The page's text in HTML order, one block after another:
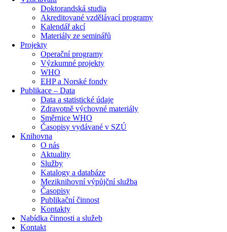
Doktorandská studia
Akreditované vzdělávací programy
Kalendář akcí
Materiály ze seminářů
Projekty
Operační programy
Výzkumné projekty
WHO
EHP a Norské fondy
Publikace – Data
Data a statistické údaje
Zdravotně výchovné materiály
Směrnice WHO
Časopisy vydávané v SZÚ
Knihovna
O nás
Aktuality
Služby
Katalogy a databáze
Meziknihovní výpůjční služba
Časopisy
Publikační činnost
Kontakty
Nabídka činnosti a služeb
Kontakt